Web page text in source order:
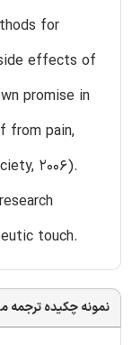
for
effects of
promise in
from pain,
2006).
touch.
نمونه چکیده ترجمه